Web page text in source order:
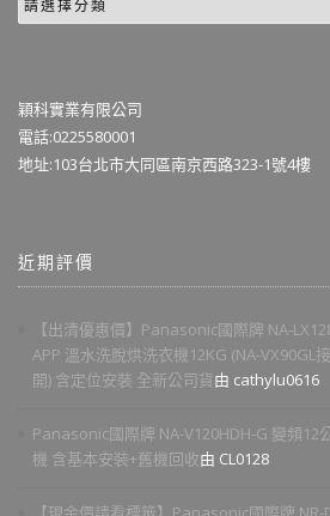
穎科實業有限公司
電話:0225580001
地址:103台北市大同區南京西路323-1號4樓
近期評價
【出清優惠價】Panasonic國際牌 NA-
APP 溫水洗脫烘洗衣機12KG (NA-VX90GL
開) 含定位安裝 全新公司貨由 cathylu0616
Panasonic國際牌 NA-V120HDH-G 變頻12
機 含基本安裝+舊機回收由 CL0128